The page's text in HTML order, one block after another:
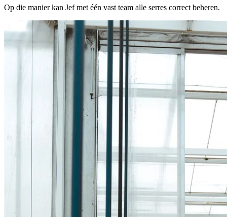
Op die manier kan Jef met één vast team alle serres correct beheren.